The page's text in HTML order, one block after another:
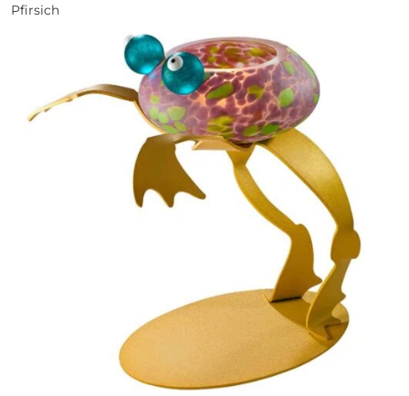
Pfirsich